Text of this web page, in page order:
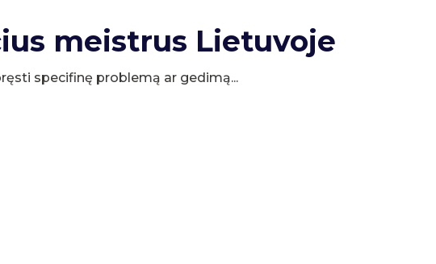
meistrus Lietuvoje
specifinę problemą ar gedimą...